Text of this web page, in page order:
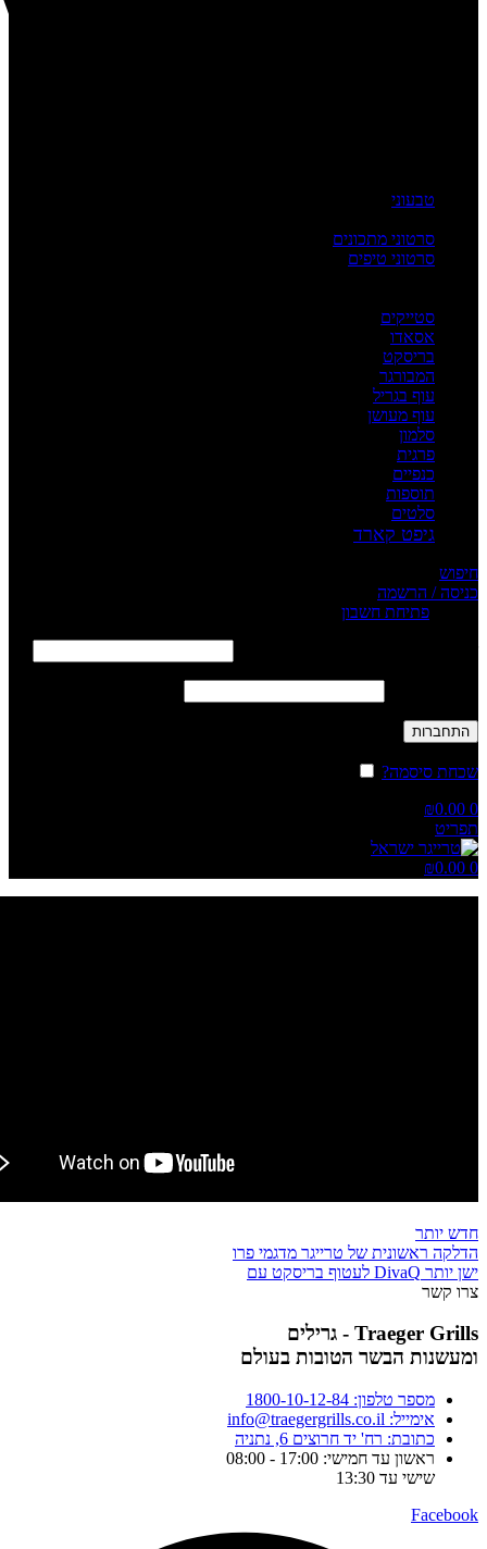
טבעוני
סרטוני מתכונים
סרטוני טיפים
סטייקים
אסאדו
בריסקט
המבורגר
עוף בגריל
עוף מעושן
סלמון
פרגית
כנפיים
תוספות
סלטים
גיפט קארד
חיפוש
כניסה / הרשמה
פתיחת חשבון
התחברות
שכחת סיסמה?
0
₪0.00
תפריט
0
₪0.00
חדש יותר
הדלקה ראשונית של טרייגר מדגמי פרו
ישן יותר DivaQ לעטוף בריסקט עם
צרו קשר
Traeger Grills - גרילים
ומעשנות הבשר הטובות בעולם
מספר טלפון: 1800-10-12-84
אימייל: info@traegergrills.co.il
כתובת: רח' יד חרוצים 6, נתניה
ראשון עד חמישי: 17:00 - 08:00
שישי עד 13:30
Facebook